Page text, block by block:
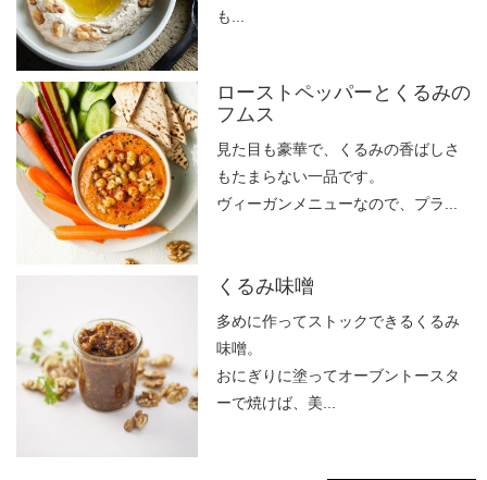
も...
ローストペッパーとくるみの
フムス
見た目も豪華で、くるみの香ばしさ
もたまらない一品です。
ヴィーガンメニューなので、プラ...
くるみ味噌
多めに作ってストックできるくるみ
味噌。
おにぎりに塗ってオーブントースタ
ーで焼けば、美...